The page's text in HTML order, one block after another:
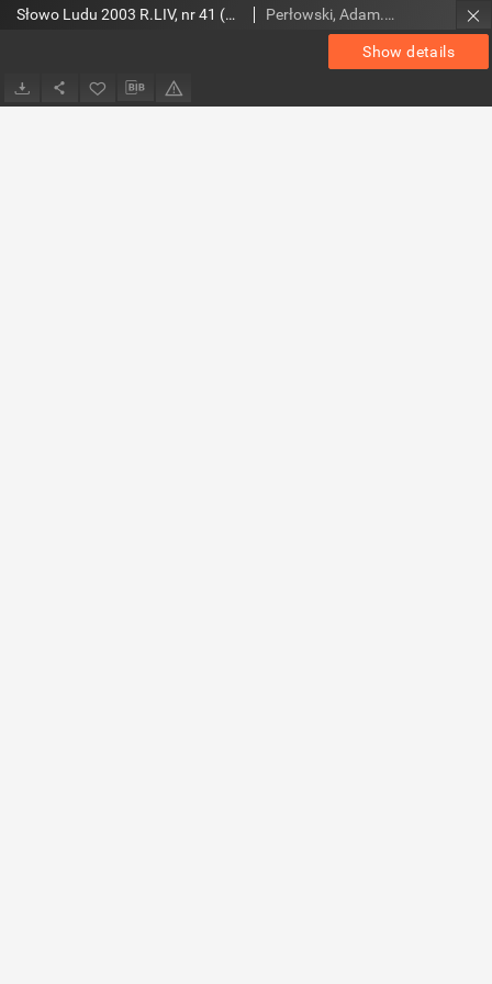
Show details
Słowo Ludu 2003 R.LIV, nr 41 (Ostrowiec, Starachowice, Skarżysko, Końskie) Perłowski, Adam. Red.